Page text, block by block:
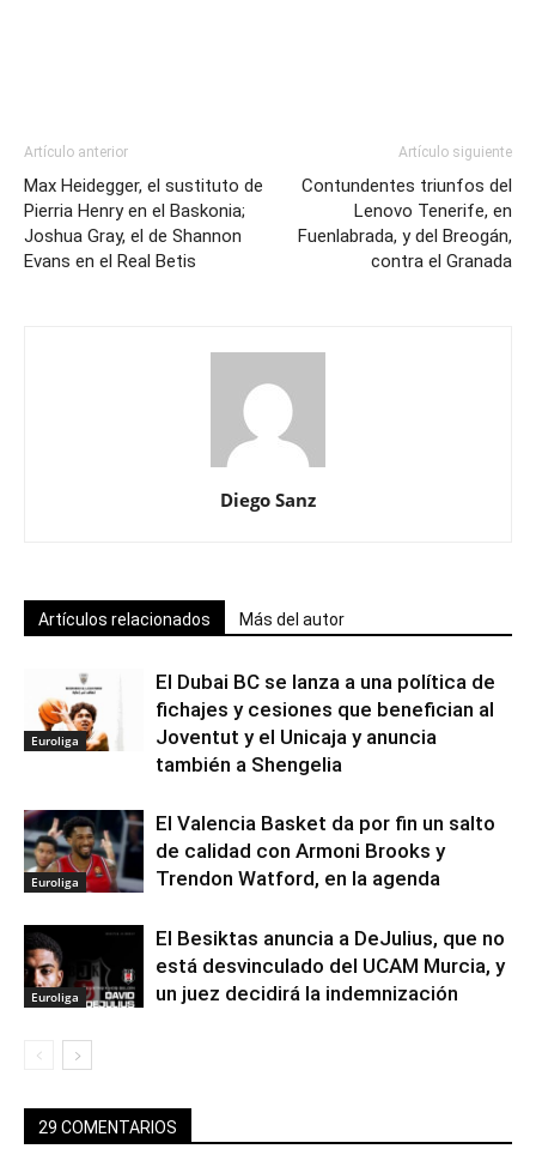
Artículo anterior
Max Heidegger, el sustituto de
Pierria Henry en el Baskonia;
Joshua Gray, el de Shannon
Evans en el Real Betis
Artículo siguiente
Contundentes triunfos del
Lenovo Tenerife, en
Fuenlabrada, y del Breogán,
contra el Granada
Diego Sanz
Artículos relacionados Más del autor
Euroliga
El Dubai BC se lanza a una política de
fichajes y cesiones que benefician al
Joventut y el Unicaja y anuncia
también a Shengelia
Euroliga
El Valencia Basket da por fin un salto
de calidad con Armoni Brooks y
Trendon Watford, en la agenda
Euroliga
El Besiktas anuncia a DeJulius, que no
está desvinculado del UCAM Murcia, y
un juez decidirá la indemnización
29 COMENTARIOS